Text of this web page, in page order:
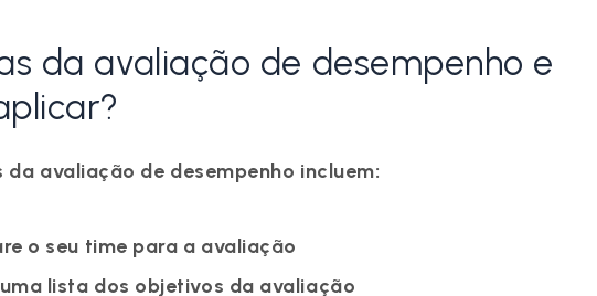
da avaliação de desempenho e
da avaliação de desempenho incluem:
o seu time para a avaliação
lista dos objetivos da avaliação